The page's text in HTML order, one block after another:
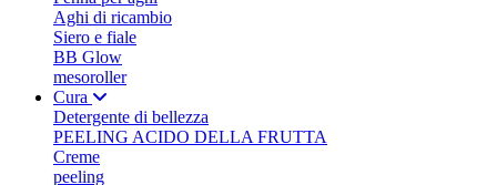
Aghi di ricambio
Siero e fiale
BB Glow
mesoroller
Cura
Detergente di bellezza
PEELING ACIDO DELLA FRUTTA
Creme
peeling